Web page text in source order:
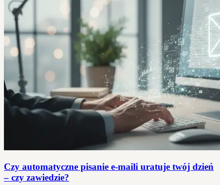
Czy automatyczne pisanie e-maili uratuje twój dzień
– czy zawiedzie?